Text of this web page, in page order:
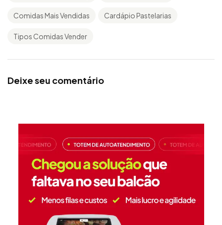
Comidas Mais Vendidas Cardápio Pastelarias
Tipos Comidas Vender
Deixe seu comentário